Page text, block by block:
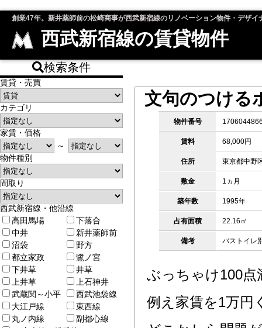
創業47年。新井薬師前の松崎商事が西武新宿線のリノベーション物件・デザ
西武新宿線の賃貸物件
文句のつける
物件番号
賃料 68,000円
住所 東京都中野
敷金 1ヵ月
築年数 1995年
占有面積 22.16㎡
備考 バストイレ
ぶっちゃけ100
例え家賃を1万円
検索条件
賃貸・売買
カテゴリ
家賃・価格
～
物件種別
間取り
西武新宿線・他沿線
高田馬場
下落合
中井
新井薬師前
沼袋
野方
都立家政
鷺ノ宮
下井草
井草
上井草
上石神井
武蔵関～小平
西武池袋線
大江戸線
東西線
丸ノ内線
副都心線